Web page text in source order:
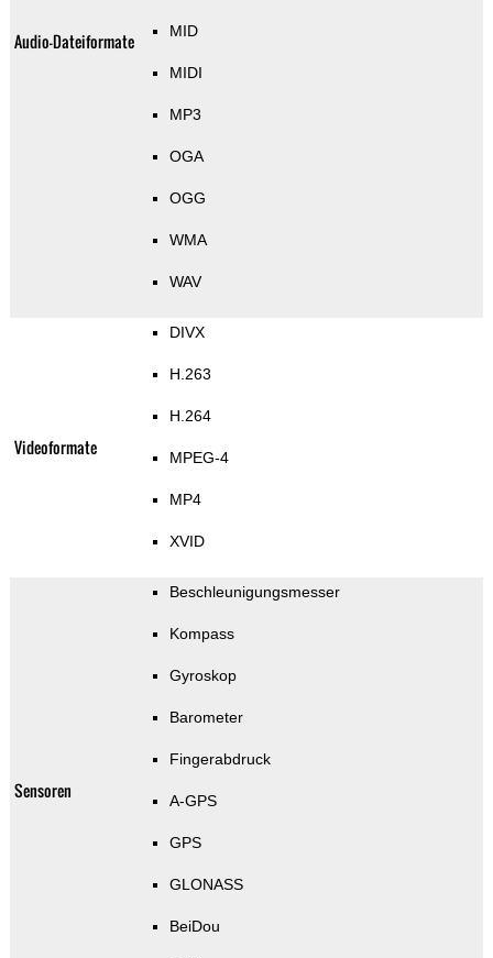
Audio-Dateiformate MID
MIDI
MP3
OGA
OGG
WMA
WAV
Videoformate
DIVX
H.263
H.264
MPEG-4
MP4
XVID
Sensoren
Beschleunigungsmesser
Kompass
Gyroskop
Barometer
Fingerabdruck
A-GPS
GPS
GLONASS
BeiDou